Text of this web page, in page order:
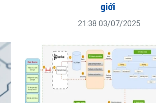
giới
21:38 03/07/2025